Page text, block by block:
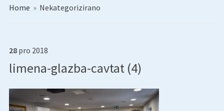
Home » Nekategorizirano
28 pro 2018
limena-glazba-cavtat (4)